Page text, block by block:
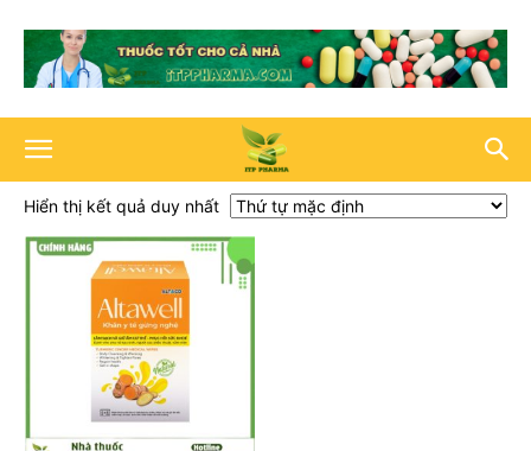
Hiển thị kết quả duy nhất